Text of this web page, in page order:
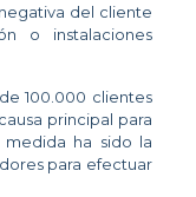
del cliente
o instalaciones
100.000 clientes
principal para
ha sido la
para efectuar